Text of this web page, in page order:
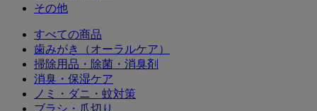
その他
すべての商品
歯みがき（オーラルケア）
掃除用品・除菌・消臭剤
消臭・保湿ケア
ノミ・ダニ・蚊対策
ブラシ・爪切り